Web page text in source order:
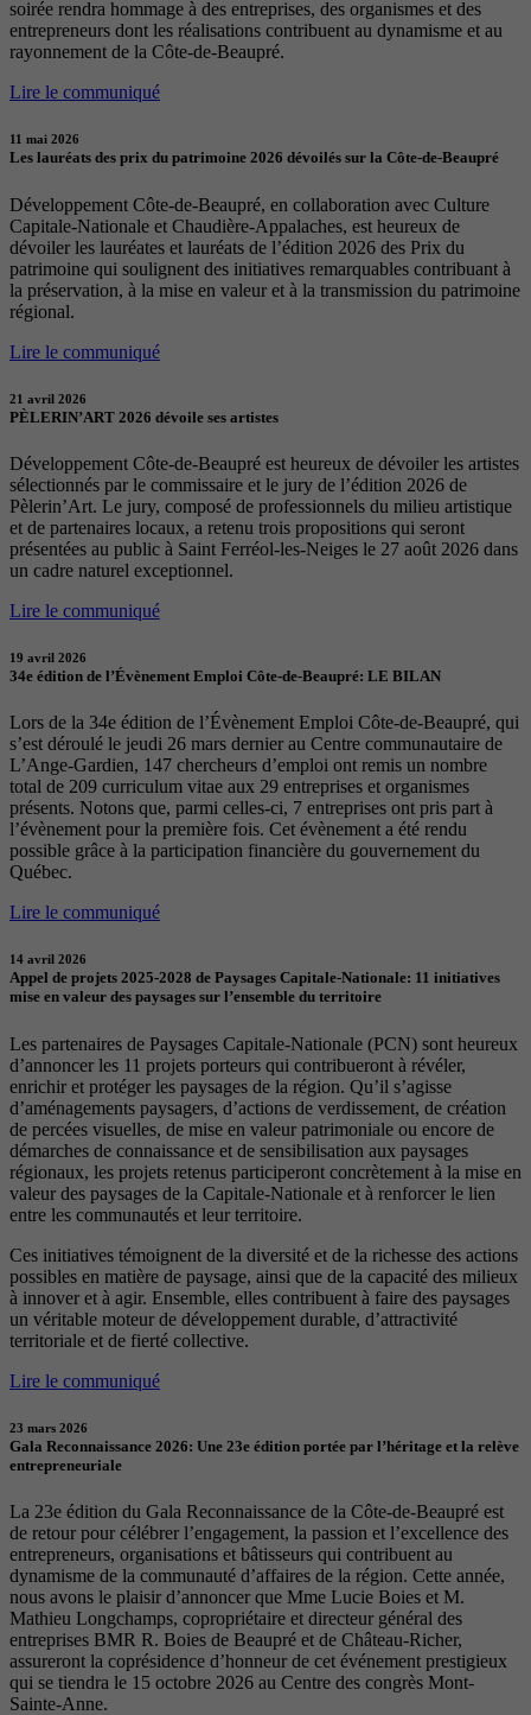
soirée rendra hommage à des entreprises, des organismes et des
entrepreneurs dont les réalisations contribuent au dynamisme et au
rayonnement de la Côte-de-Beaupré.
Lire le communiqué
11 mai 2026
Les lauréats des prix du patrimoine 2026 dévoilés sur la Côte-de-Beaupré
Développement Côte-de-Beaupré, en collaboration avec Culture
Capitale-Nationale et Chaudière-Appalaches, est heureux de
dévoiler les lauréates et lauréats de l’édition 2026 des Prix du
patrimoine qui soulignent des initiatives remarquables contribuant à
la préservation, à la mise en valeur et à la transmission du patrimoine
régional.
Lire le communiqué
21 avril 2026
PÈLERIN’ART 2026 dévoile ses artistes
Développement Côte-de-Beaupré est heureux de dévoiler les artistes
sélectionnés par le commissaire et le jury de l’édition 2026 de
Pèlerin’Art. Le jury, composé de professionnels du milieu artistique
et de partenaires locaux, a retenu trois propositions qui seront
présentées au public à Saint Ferréol-les-Neiges le 27 août 2026 dans
un cadre naturel exceptionnel.
Lire le communiqué
19 avril 2026
34e édition de l’Évènement Emploi Côte-de-Beaupré: LE BILAN
Lors de la 34e édition de l’Évènement Emploi Côte-de-Beaupré, qui
s’est déroulé le jeudi 26 mars dernier au Centre communautaire de
L’Ange-Gardien, 147 chercheurs d’emploi ont remis un nombre
total de 209 curriculum vitae aux 29 entreprises et organismes
présents. Notons que, parmi celles-ci, 7 entreprises ont pris part à
l’évènement pour la première fois. Cet évènement a été rendu
possible grâce à la participation financière du gouvernement du
Québec.
Lire le communiqué
14 avril 2026
Appel de projets 2025-2028 de Paysages Capitale-Nationale: 11 initiatives
mise en valeur des paysages sur l’ensemble du territoire
Les partenaires de Paysages Capitale-Nationale (PCN) sont heureux
d’annoncer les 11 projets porteurs qui contribueront à révéler,
enrichir et protéger les paysages de la région. Qu’il s’agisse
d’aménagements paysagers, d’actions de verdissement, de création
de percées visuelles, de mise en valeur patrimoniale ou encore de
démarches de connaissance et de sensibilisation aux paysages
régionaux, les projets retenus participeront concrètement à la mise en
valeur des paysages de la Capitale-Nationale et à renforcer le lien
entre les communautés et leur territoire.
Ces initiatives témoignent de la diversité et de la richesse des actions
possibles en matière de paysage, ainsi que de la capacité des milieux
à innover et à agir. Ensemble, elles contribuent à faire des paysages
un véritable moteur de développement durable, d’attractivité
territoriale et de fierté collective.
Lire le communiqué
23 mars 2026
Gala Reconnaissance 2026: Une 23e édition portée par l’héritage et la relève
entrepreneuriale
La 23e édition du Gala Reconnaissance de la Côte-de-Beaupré est
de retour pour célébrer l’engagement, la passion et l’excellence des
entrepreneurs, organisations et bâtisseurs qui contribuent au
dynamisme de la communauté d’affaires de la région. Cette année,
nous avons le plaisir d’annoncer que Mme Lucie Boies et M.
Mathieu Longchamps, copropriétaire et directeur général des
entreprises BMR R. Boies de Beaupré et de Château-Richer,
assureront la coprésidence d’honneur de cet événement prestigieux
qui se tiendra le 15 octobre 2026 au Centre des congrès Mont-
Sainte-Anne.